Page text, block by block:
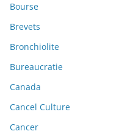
Bourse
Brevets
Bronchiolite
Bureaucratie
Canada
Cancel Culture
Cancer